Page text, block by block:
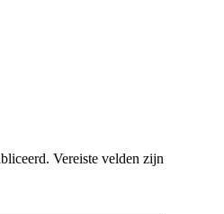
Vereiste velden zijn